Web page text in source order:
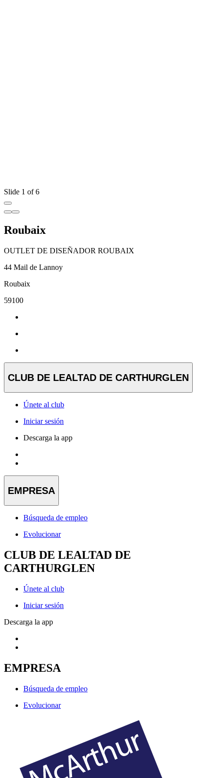
Slide 1 of 6
Roubaix
OUTLET DE DISEÑADOR ROUBAIX
44 Mail de Lannoy
Roubaix
59100
CLUB DE LEALTAD DE CARTHURGLEN
Únete al club
Iniciar sesión
Descarga la app
EMPRESA
Búsqueda de empleo
Evolucionar
CLUB DE LEALTAD DE
CARTHURGLEN
Únete al club
Iniciar sesión
Descarga la app
EMPRESA
Búsqueda de empleo
Evolucionar